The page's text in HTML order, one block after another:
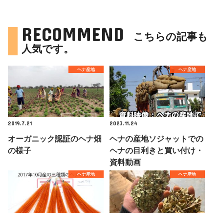
RECOMMEND
こちらの記事も
人気です。
ヘナ産地
2019.7.21
オーガニック認証のヘナ畑
の様子
ヘナ産地
2023.11.24
ヘナの産地ソジャットでの
ヘナの目利きと買い付け・
資料動画
ヘナ産地 ヘナ産地